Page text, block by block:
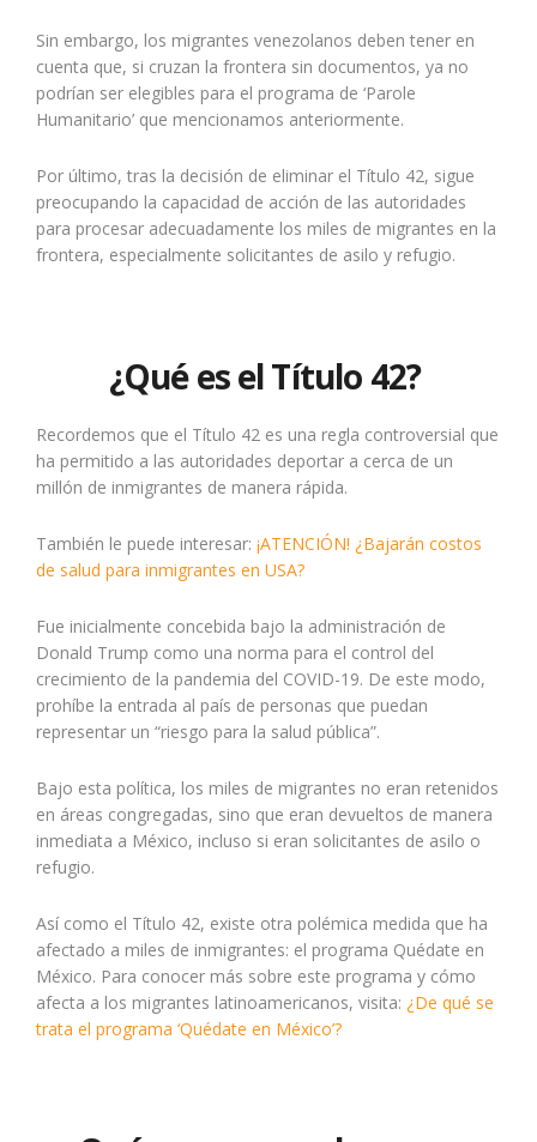
Sin embargo, los migrantes venezolanos deben tener en
cuenta que, si cruzan la frontera sin documentos, ya no
podrían ser elegibles para el programa de ‘Parole
Humanitario’ que mencionamos anteriormente.
Por último, tras la decisión de eliminar el Título 42, sigue
preocupando la capacidad de acción de las autoridades
para procesar adecuadamente los miles de migrantes en la
frontera, especialmente solicitantes de asilo y refugio.
¿Qué es el Título 42?
Recordemos que el Título 42 es una regla controversial que
ha permitido a las autoridades deportar a cerca de un
millón de inmigrantes de manera rápida.
También le puede interesar: ¡ATENCIÓN! ¿Bajarán costos
de salud para inmigrantes en USA?
Fue inicialmente concebida bajo la administración de
Donald Trump como una norma para el control del
crecimiento de la pandemia del COVID-19. De este modo,
prohíbe la entrada al país de personas que puedan
representar un “riesgo para la salud pública”.
Bajo esta política, los miles de migrantes no eran retenidos
en áreas congregadas, sino que eran devueltos de manera
inmediata a México, incluso si eran solicitantes de asilo o
refugio.
Así como el Título 42, existe otra polémica medida que ha
afectado a miles de inmigrantes: el programa Quédate en
México. Para conocer más sobre este programa y cómo
afecta a los migrantes latinoamericanos, visita: ¿De qué se
trata el programa ‘Quédate en México’?